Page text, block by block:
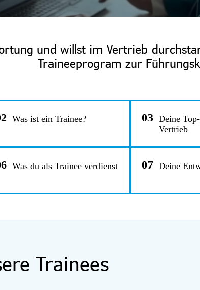
und willst im Vertrieb
Traineeprogram zur
Was ist ein Trainee? 03 Deine
Vertrieb
Was du als Trainee verdienst 07 Deine
Trainees